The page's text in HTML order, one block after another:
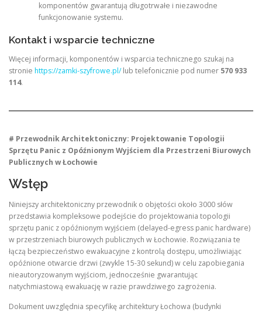
komponentów gwarantują długotrwałe i niezawodne
funkcjonowanie systemu.
Kontakt i wsparcie techniczne
Więcej informacji, komponentów i wsparcia technicznego szukaj na
stronie https://zamki-szyfrowe.pl/lub telefonicznie pod numer 570 933
114.
# Przewodnik Architektoniczny: Projektowanie Topologii
Sprzętu Panic z Opóźnionym Wyjściem dla Przestrzeni Biurowych
Publicznych w Łochowie
Wstęp
Niniejszy architektoniczny przewodnik o objętości około 3000 słów
przedstawia kompleksowe podejście do projektowania topologii
sprzętu panic z opóźnionym wyjściem (delayed-egress panic hardware)
w przestrzeniach biurowych publicznych w Łochowie. Rozwiązania te
łączą bezpieczeństwo ewakuacyjne z kontrolą dostępu, umożliwiając
opóźnione otwarcie drzwi (zwykle 15-30 sekund) w celu zapobiegania
nieautoryzowanym wyjściom, jednocześnie gwarantując
natychmiastową ewakuację w razie prawdziwego zagrożenia.
Dokument uwzględnia specyfikę architektury Łochowa (budynki